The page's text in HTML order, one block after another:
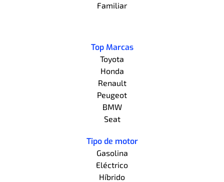
Familiar
Top Marcas
Toyota
Honda
Renault
Peugeot
BMW
Seat
Tipo de motor
Gasolina
Eléctrico
Híbrido